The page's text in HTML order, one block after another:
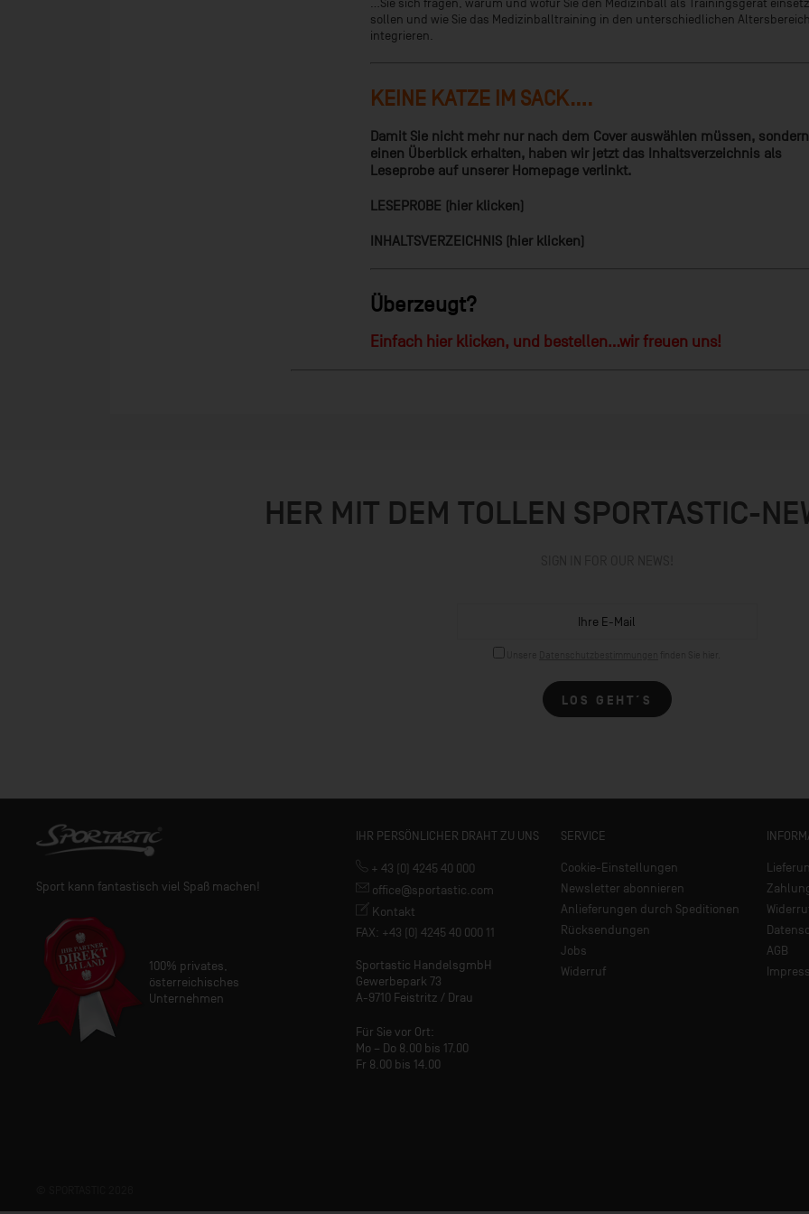
...Sie sich fragen, warum und wofür Sie den Medizinball als Trainingsgerät
sollen und wie Sie das Medizinballtraining in den unterschiedlichen
integrieren.
KEINE KATZE IM SACK....
Damit Sie nicht mehr nur nach dem Cover auswählen müssen,
einen Überblick erhalten, haben wir jetzt das Inhaltsverzeichnis als
Leseprobe auf unserer Homepage verlinkt.
LESEPROBE (hier klicken)
INHALTSVERZEICHNIS (hier klicken)
Überzeugt?
Einfach hier klicken, und bestellen...wir freuen uns!
HER MIT DEM TOLLEN SPORTASTIC-
LOS GEHT´S
Sport kann fantastisch viel Spaß machen!
100% privates,
österreichisches
Unternehmen
IHR PERSÖNLICHER DRAHT ZU UNS
+ 43 (0) 4245 40 000
office@sportastic.com
Kontakt
FAX: +43 (0) 4245 40 000 11
Sportastic HandelsgmbH
Gewerbepark 73
A-9710 Feistritz / Drau
Für Sie vor Ort:
Mo – Do 8.00 bis 17.00
Fr 8.00 bis 14.00
SERVICE
Cookie-Einstellungen
Newsletter abonnieren
Anlieferungen durch Speditionen
Rücksendungen
Jobs
Widerruf
AGB